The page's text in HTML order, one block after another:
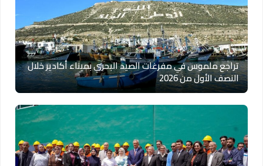
تراجع ملموس في مفرغات الصيد البحري بميناء أكادير خلال
النصف الأول من 2026